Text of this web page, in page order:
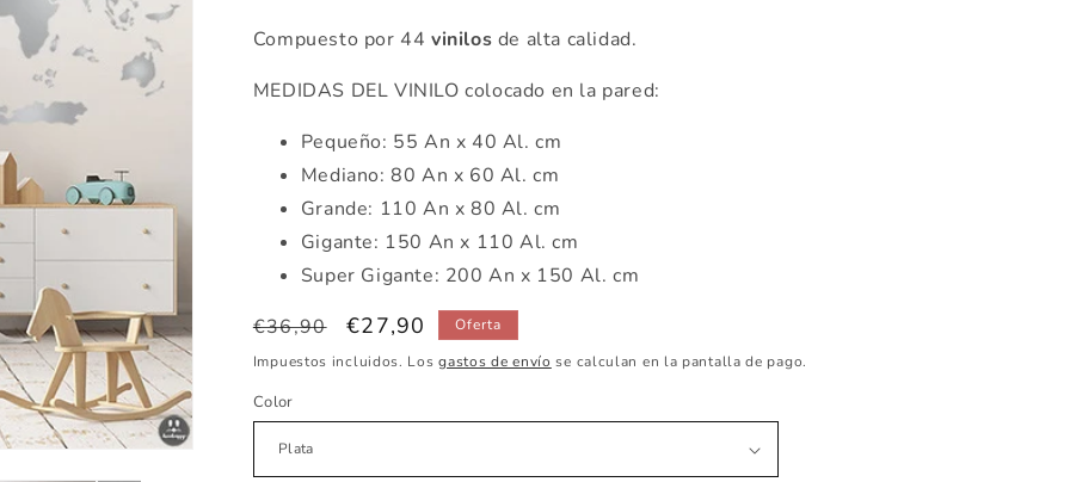
Compuesto por 44 vinilos de alta calidad.
MEDIDAS DEL VINILO colocado en la pared:
Pequeño: 55 An x 40 Al. cm
Mediano: 80 An x 60 Al. cm
Grande: 110 An x 80 Al. cm
Gigante: 150 An x 110 Al. cm
Super Gigante: 200 An x 150 Al. cm
Precio
habitual
€36,90
Precio
de
€27,90
Oferta
Impuestos incluidos. Losgastos de envío se calculan en la pantalla de pago.
Color